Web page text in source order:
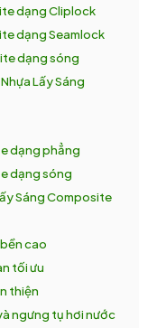
dạng Cliplock
dạng Seamlock
dạng sóng
Lấy Sáng
dạng phẳng
dạng sóng
Sáng Composite
cao
tối ưu
thiện
ngưng tụ hơi nước